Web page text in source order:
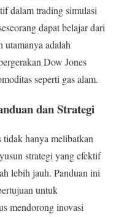
dalam trading simulasi
dapat belajar dari
utamanya adalah
Dow Jones
seperti gas alam.
dan Strategi
tidak hanya melibatkan
strategi yang efektif
lebih jauh. Panduan ini
untuk
mendorong inovasi